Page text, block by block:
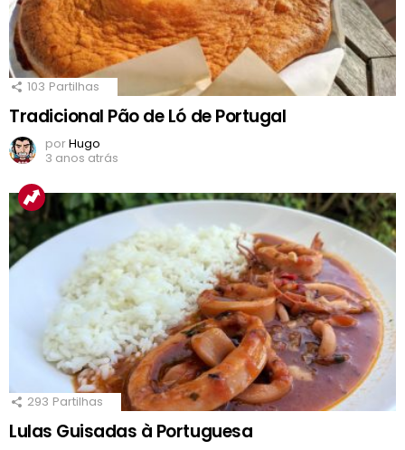
103 Partilhas
Tradicional Pão de Ló de Portugal
porHugo
3 anos atrás
293 Partilhas
Lulas Guisadas à Portuguesa